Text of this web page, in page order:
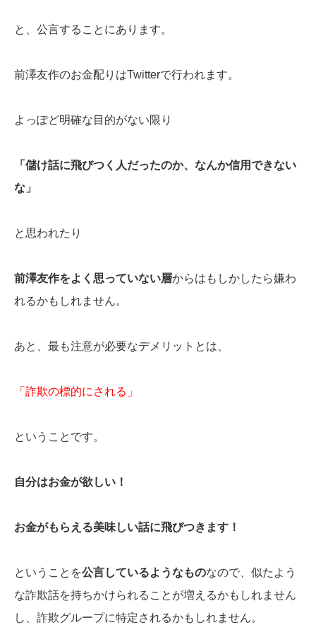
と、公言することにあります。
前澤友作のお金配りはTwitterで行われます。
よっぽど明確な目的がない限り
「儲け話に飛びつく人だったのか、なんか信用できない
な」
と思われたり
前澤友作をよく思っていない層からはもしかしたら嫌わ
れるかもしれません。
あと、最も注意が必要なデメリットとは、
「詐欺の標的にされる」
ということです。
自分はお金が欲しい！
お金がもらえる美味しい話に飛びつきます！
ということを公言しているようなものなので、似たよう
な詐欺話を持ちかけられることが増えるかもしれません
し、詐欺グループに特定されるかもしれません。